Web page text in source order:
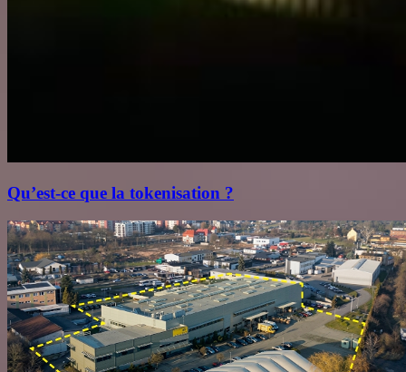
Qu’est‑ce que la tokenisation ?